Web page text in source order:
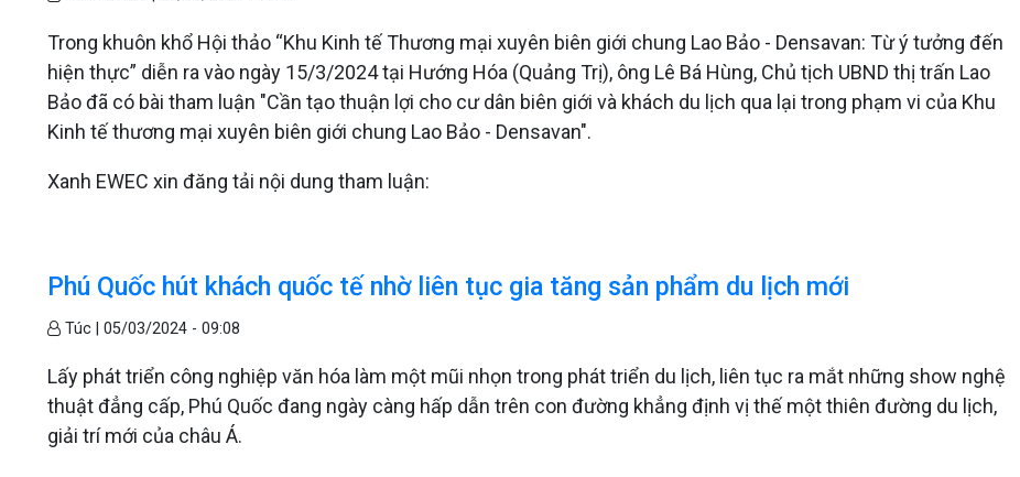
Trong khuôn khổ Hội thảo “Khu Kinh tế Thương mại xuyên biên giới chung Lao Bảo - Densavan: Từ ý tưởng đến
hiện thực” diễn ra vào ngày 15/3/2024 tại Hướng Hóa (Quảng Trị), ông Lê Bá Hùng, Chủ tịch UBND thị trấn Lao
Bảo đã có bài tham luận "Cần tạo thuận lợi cho cư dân biên giới và khách du lịch qua lại trong phạm vi của Khu
Kinh tế thương mại xuyên biên giới chung Lao Bảo - Densavan".
Xanh EWEC xin đăng tải nội dung tham luận:
Phú Quốc hút khách quốc tế nhờ liên tục gia tăng sản phẩm du lịch mới
Túc |05/03/2024 - 09:08
Lấy phát triển công nghiệp văn hóa làm một mũi nhọn trong phát triển du lịch, liên tục ra mắt những show nghệ
thuật đẳng cấp, Phú Quốc đang ngày càng hấp dẫn trên con đường khẳng định vị thế một thiên đường du lịch,
giải trí mới của châu Á.